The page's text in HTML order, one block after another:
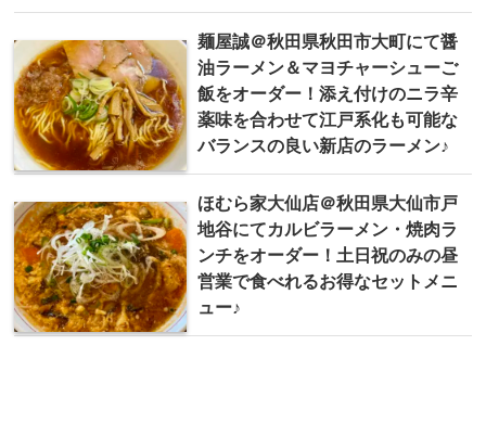
麺屋誠＠秋田県秋田市大町にて醤
油ラーメン＆マヨチャーシューご
飯をオーダー！添え付けのニラ辛
薬味を合わせて江戸系化も可能な
バランスの良い新店のラーメン♪
ほむら家大仙店＠秋田県大仙市戸
地谷にてカルビラーメン・焼肉ラ
ンチをオーダー！土日祝のみの昼
営業で食べれるお得なセットメニ
ュー♪